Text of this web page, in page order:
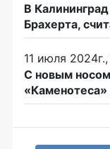
В
Брахерта,
11 июля
С новым